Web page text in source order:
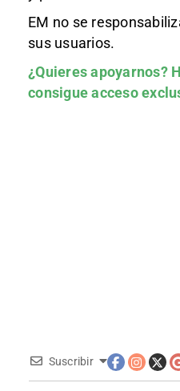
EM no se
sus usuarios.
¿Quieres apoyarnos?
consigue acceso
Suscribir